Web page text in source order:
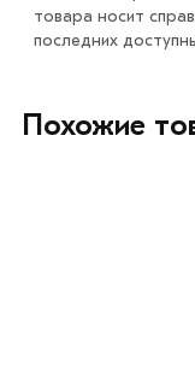
обязательно).
товара носит
последних
Похожие